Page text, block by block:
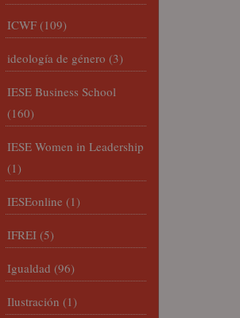
ICWF (109)
ideología de género (3)
IESE Business School
(160)
IESE Women in Leadership
(1)
IESEonline (1)
IFREI (5)
Igualdad (96)
Ilustración (1)